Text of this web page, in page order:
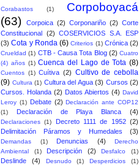
Corabastos
(1)
Corpoboyacá
(63)
Corpoica (2) Corponariño (2) Corte
Constitucional (2) COSERVICIOS S.A. ESP
(3) Cota y Ronda (6) Criterios (1) Crónica (2)
Crueldad (1) CTB - Causa Tota Blog (2) Cuatro
(4) años (1) Cuenca del Lago de Tota (8)
Cuentos (1) Cuítiva (2) Cultivo de cebolla
(9) Cultura (1) Cultura del Agua (3) Cursos (2)
Cursos. Holanda (2) Datos Abiertos (4) David
Leroy (1) Debate (2) Declaración ante COP12
(1)
Declaración de Playa Blanca (4)
Declaraciones (1) Decreto 1111 de 1952 (2)
Delimitación Páramos y Humedales
(3)
Demandas (1) Denuncias (4)
Derecho
Ambiental
(1) Descripción (2) Desfalco (1)
Deslinde (4) Desnudo (1) Desperdicios
(1)